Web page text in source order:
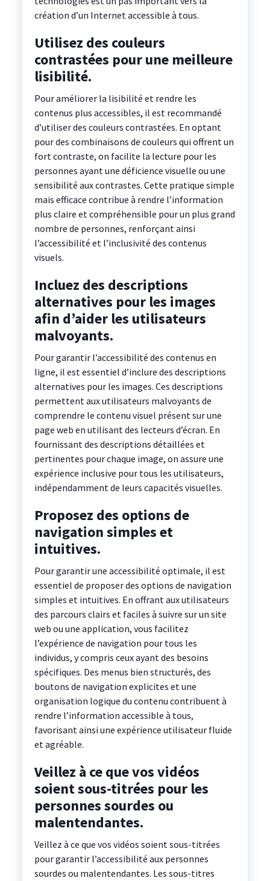
création d’un Internet accessible à tous.
Utilisez des couleurs
contrastées pour une meilleure
lisibilité.
Pour améliorer la lisibilité et rendre les
contenus plus accessibles, il est recommandé
d’utiliser des couleurs contrastées. En optant
pour des combinaisons de couleurs qui offrent un
fort contraste, on facilite la lecture pour les
personnes ayant une déficience visuelle ou une
sensibilité aux contrastes. Cette pratique simple
mais efficace contribue à rendre l’information
plus claire et compréhensible pour un plus grand
nombre de personnes, renforçant ainsi
l’accessibilité et l’inclusivité des contenus
visuels.
Incluez des descriptions
alternatives pour les images
afin d’aider les utilisateurs
malvoyants.
Pour garantir l’accessibilité des contenus en
ligne, il est essentiel d’inclure des descriptions
alternatives pour les images. Ces descriptions
permettent aux utilisateurs malvoyants de
comprendre le contenu visuel présent sur une
page web en utilisant des lecteurs d’écran. En
fournissant des descriptions détaillées et
pertinentes pour chaque image, on assure une
expérience inclusive pour tous les utilisateurs,
indépendamment de leurs capacités visuelles.
Proposez des options de
navigation simples et
intuitives.
Pour garantir une accessibilité optimale, il est
essentiel de proposer des options de navigation
simples et intuitives. En offrant aux utilisateurs
des parcours clairs et faciles à suivre sur un site
web ou une application, vous facilitez
l’expérience de navigation pour tous les
individus, y compris ceux ayant des besoins
spécifiques. Des menus bien structurés, des
boutons de navigation explicites et une
organisation logique du contenu contribuent à
rendre l’information accessible à tous,
favorisant ainsi une expérience utilisateur fluide
et agréable.
Veillez à ce que vos vidéos
soient sous-titrées pour les
personnes sourdes ou
malentendantes.
Veillez à ce que vos vidéos soient sous-titrées
pour garantir l’accessibilité aux personnes
sourdes ou malentendantes. Les sous-titres